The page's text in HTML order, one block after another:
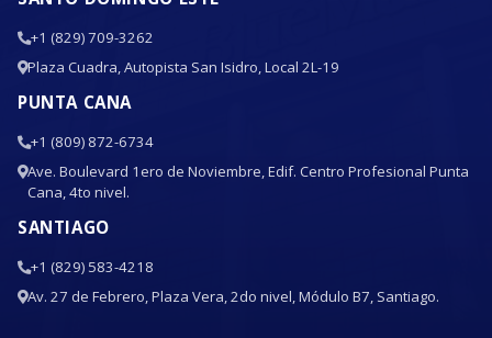
+1 (829) 709-3262
Plaza Cuadra, Autopista San Isidro, Local 2L-19
PUNTA CANA
+1 (809) 872-6734
Ave. Boulevard 1ero de Noviembre, Edif. Centro Profesional Punta
Cana, 4to nivel.
SANTIAGO
+1 (829) 583-4218
Av. 27 de Febrero, Plaza Vera, 2do nivel, Módulo B7, Santiago.